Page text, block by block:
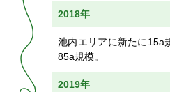
2018年
池内エリアに新たに15a
85a規模。
2019年